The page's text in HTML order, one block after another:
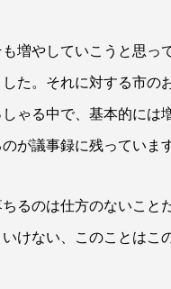
増やしていこうと思っ
た。それに対する市
ゃる中で、基本的には
が議事録に残っています
るのは仕方のないこ
けない、このことはこ